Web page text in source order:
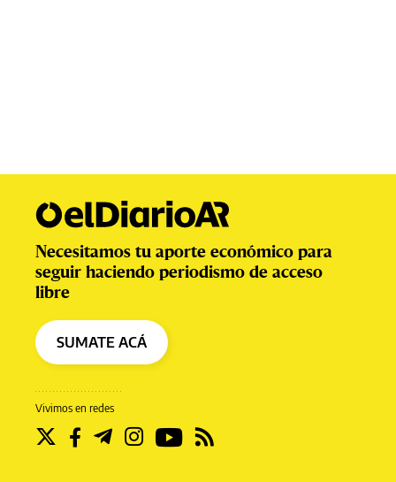
Vivimos en redes
Necesitamos tu aporte económico para
seguir haciendo periodismo de acceso
libre
SUMATE ACÁ